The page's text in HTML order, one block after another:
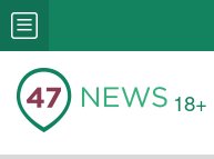
18+